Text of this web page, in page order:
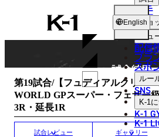
K-
1
English
選手
ショ
ニュ
配信
ブラ
スポ
ルー
SNS
K-1
K-1
K-1
MATCH
試合結果
第19試合/【フュディアルクリエー
WORLD GPスーパー・フェザー
3R・延長1R
試合レビュー ギャラリー